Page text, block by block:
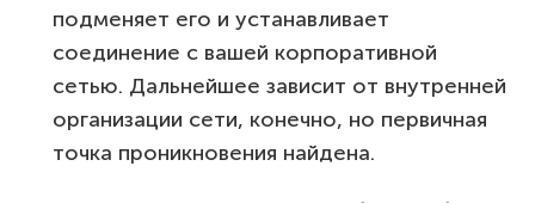
подменяет его и устанавливает
соединение с вашей корпоративной
сетью. Дальнейшее зависит от внутренней
организации сети, конечно, но первичная
точка проникновения найдена.